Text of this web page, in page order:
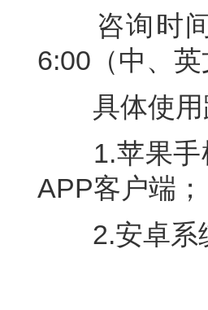
咨询时间
6:00（中、英
具体使用
1.苹果手机
APP客户端；
2.安卓系统